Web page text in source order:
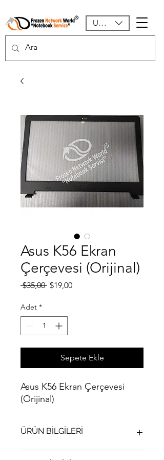
USD ($)
Asus K56 Ekran
Çerçevesi (Orijinal)
$35,00 Normal
$19,00İndirimli
Adet *
Sepete Ekle
Asus K56 Ekran Çerçevesi
(Orijinal)
ÜRÜN BİLGİLERİ